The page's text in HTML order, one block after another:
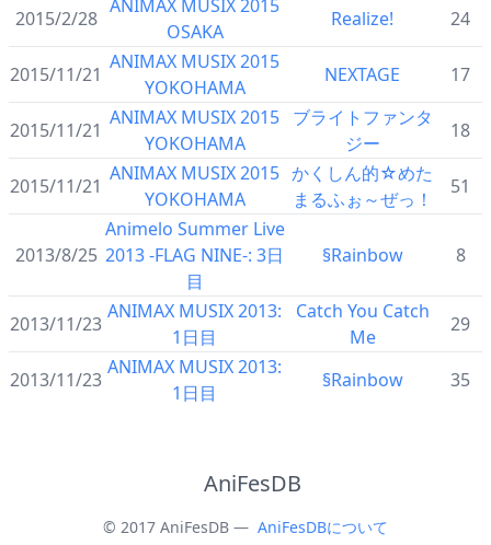
2015/2/28
ANIMAX MUSIX 2015
OSAKA
Realize! 24
2015/11/21
ANIMAX MUSIX 2015
YOKOHAMA
NEXTAGE 17
2015/11/21
ANIMAX MUSIX 2015
YOKOHAMA
ブライトファンタ
ジー
18
2015/11/21
ANIMAX MUSIX 2015
YOKOHAMA
かくしん的☆めた
まるふぉ～ぜっ！
51
2013/8/25
Animelo Summer Live
2013 -FLAG NINE-: 3日
目
§Rainbow 8
2013/11/23
ANIMAX MUSIX 2013:
1日目
Catch You Catch
Me
29
2013/11/23
ANIMAX MUSIX 2013:
1日目
§Rainbow 35
AniFesDB
© 2017 AniFesDB — AniFesDBについて